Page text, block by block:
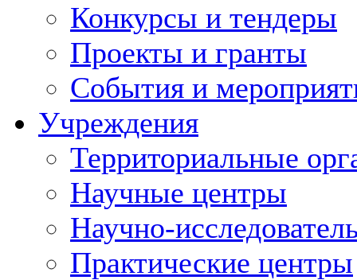
Конкурсы и тендеры
Проекты и гранты
События и
Учреждения
Территориальные
Научные центры
Научно-
Практические центры